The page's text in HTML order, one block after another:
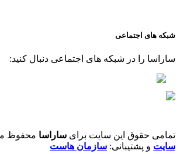
شبکه های اجتماعی
ساراسا را در شبکه های اجتماعی دنبال کنید:
تمامی حقوق این سایت برای ساراسا محفوظ
سایت و پشتیبانی: سازمان هاست